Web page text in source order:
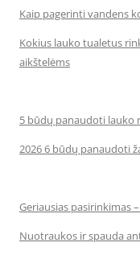
Kaip pagerinti vandens
Kokius lauko tualetus
aikštelėms
5 būdų panaudoti lauko
2026 6 būdų panaudoti
Geriausias pasirinkimas
Nuotraukos ir spauda